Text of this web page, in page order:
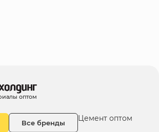
оптом
Все бренды Цемент оптом